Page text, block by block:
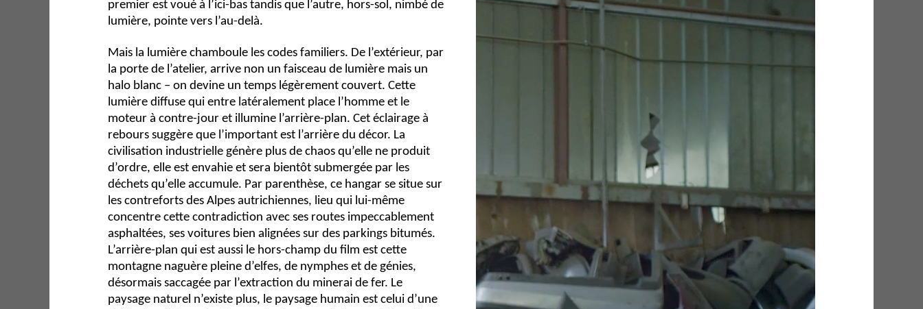
premier est voué à l’ici-bas tandis que l’autre, hors-sol, nimbé de
lumière, pointe vers l’au-delà.
Mais la lumière chamboule les codes familiers. De l’extérieur, par
la porte de l’atelier, arrive non un faisceau de lumière mais un
halo blanc – on devine un temps légèrement couvert. Cette
lumière diffuse qui entre latéralement place l’homme et le
moteur à contre-jour et illumine l’arrière-plan. Cet éclairage à
rebours suggère que l’important est l’arrière du décor. La
civilisation industrielle génère plus de chaos qu’elle ne produit
d’ordre, elle est envahie et sera bientôt submergée par les
déchets qu’elle accumule. Par parenthèse, ce hangar se situe sur
les contreforts des Alpes autrichiennes, lieu qui lui-même
concentre cette contradiction avec ses routes impeccablement
asphaltées, ses voitures bien alignées sur des parkings bitumés.
L’arrière-plan qui est aussi le hors-champ du film est cette
montagne naguère pleine d’elfes, de nymphes et de génies,
désormais saccagée par l’extraction du minerai de fer. Le
paysage naturel n’existe plus, le paysage humain est celui d’une